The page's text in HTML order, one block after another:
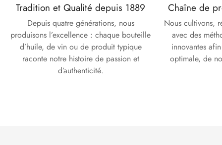
Tradition et Qualité depuis 1889
Depuis quatre générations, nous
produisons l’excellence : chaque bouteille
d’huile, de vin ou de produit typique
raconte notre histoire de passion et
d’authenticité.
Chaîne de
Nous cultivons,
avec des
innovantes
optimale, de